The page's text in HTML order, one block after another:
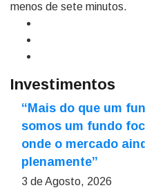
menos de sete minutos.
Investimentos
“Mais do que um
somos um fundo
onde o mercado
plenamente”
3 de Agosto, 2026